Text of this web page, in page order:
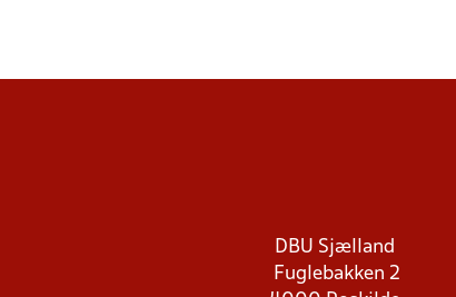
DBU Sjælland
Fuglebakken 2